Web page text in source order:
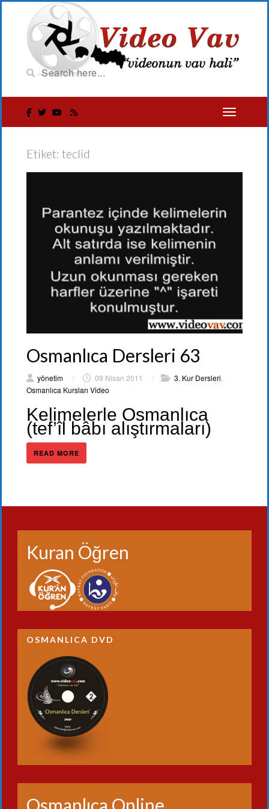
Etiket: teclid
Osmanlıca Dersleri 63
yönetim / 09 Nisan 2011 / 3. Kur Dersleri
Osmanlıca Kursları Video
Kelimelerle Osmanlıca
(tef’îl bâbı alıştırmaları)
READ MORE
Kuran Öğren
OSMANLICA DVD